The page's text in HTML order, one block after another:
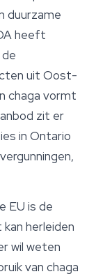
duurzame
heeft
uit Oost-
chaga vormt
zit er
in Ontario
EU is de
herleiden
wil weten
van chaga